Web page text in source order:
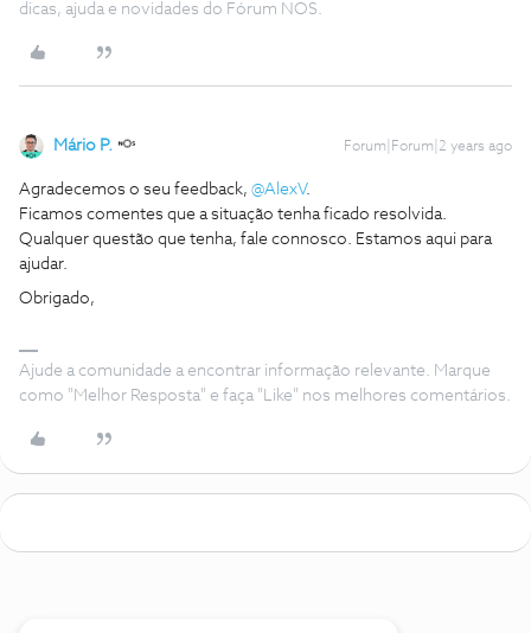
dicas, ajuda e novidades do Fórum NOS.
Mário P. Forum|Forum|2 years ago
Agradecemos o seu feedback, @AlexV.
Ficamos comentes que a situação tenha ficado resolvida.
Qualquer questão que tenha, fale connosco. Estamos aqui para
ajudar.
Obrigado,
Ajude a comunidade a encontrar informação relevante. Marque
como "Melhor Resposta" e faça "Like" nos melhores comentários.